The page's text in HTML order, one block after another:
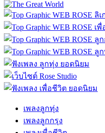
เพลงลูกทุ่ง
เพลงลูกกรุง